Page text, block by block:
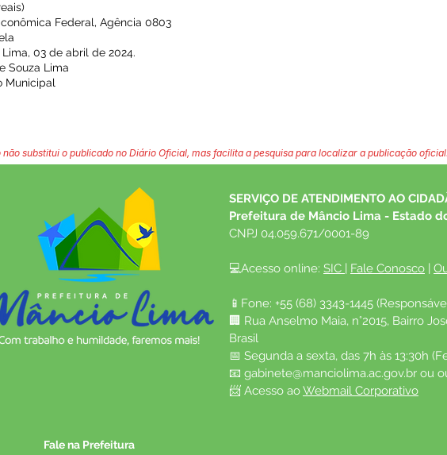
Federal, Agência 0803
03 de abril de 2024.
Souza Lima
Municipal
não substitui o publicado no Diário Oficial, mas facilita a pesquisa para localizar a publicação oficial.
SERVIÇO DE ATENDIMENTO AO
Prefeitura de Mâncio Lima - Estado
CNPJ 04.059.671/0001-89
💻Acesso online: SIC | Fale Conosco |
📱Fone: +55 (68) 3343-1445
🏢 Rua Anselmo Maia, n°2015, Bairro
Brasil
📅 Segunda a sexta, das 7h às 13:30h
📧 gabinete@manciolima.ac.gov.br ou
📨 Acesso ao Webmail Corporativo
Fale na Prefeitura